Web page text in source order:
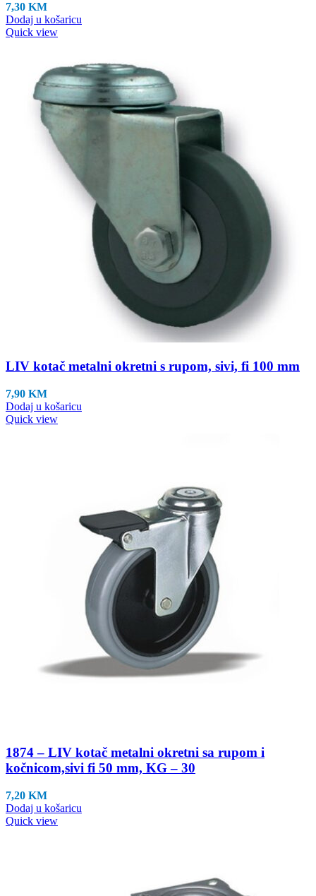
7,30 KM
Dodaj u košaricu
Quick view
LIV kotač metalni okretni s rupom, sivi, fi 100 mm
7,90 KM
Dodaj u košaricu
Quick view
1874 – LIV kotač metalni okretni sa rupom i
kočnicom,sivi fi 50 mm, KG – 30
7,20 KM
Dodaj u košaricu
Quick view